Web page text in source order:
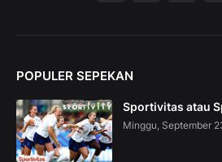
e
c
t
i
POPULER SEPEKAN
Sportivitas atau
Minggu, September